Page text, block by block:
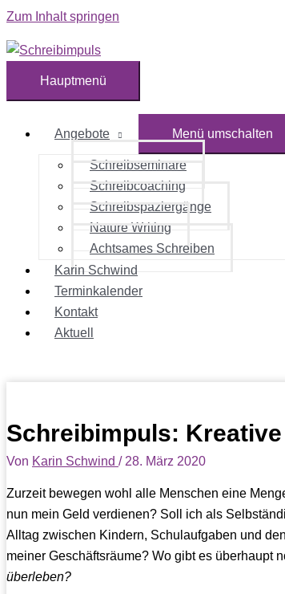
Zum Inhalt springen
Hauptmenü
Angebote Menü umschalten
Schreibseminare
Schreibcoaching
Schreibspaziergänge
Nature Writing
Achtsames Schreiben
Karin Schwind
Terminkalender
Kontakt
Aktuell
Schreibimpuls:
Von Karin Schwind / 28. März 2020
Zurzeit bewegen wohl alle Menschen eine
nun mein Geld verdienen? Soll ich als
Alltag zwischen Kindern, Schulaufgaben und
meiner Geschäftsräume? Wo gibt es überhaupt
überleben?